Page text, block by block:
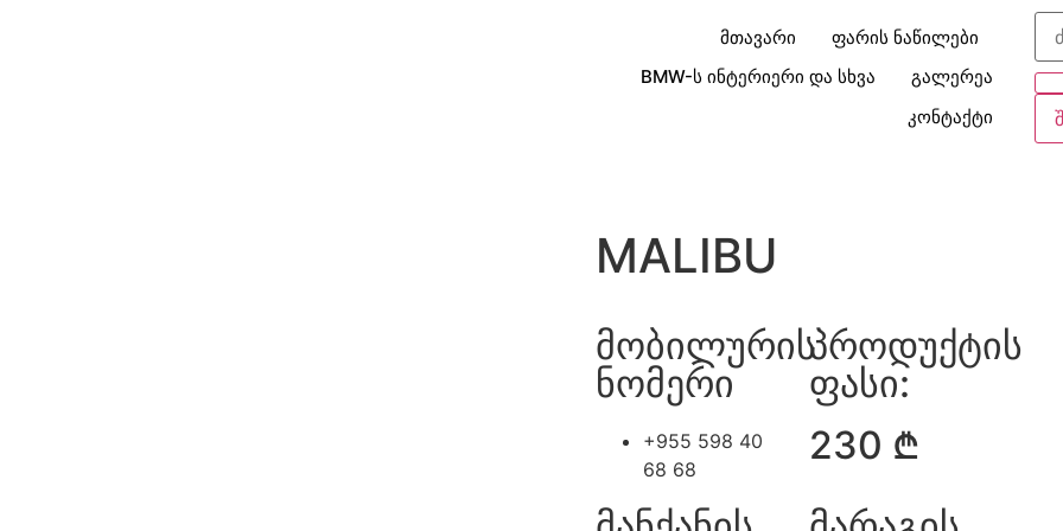
მთავარი
ფარის ნაწილები
BMW-ს ინტერიერი და სხვა
გალერეა
კონტაქტი
MALIBU
მობილურის
ნომერი
+955 598 40
68 68
პროდუქტის
ფასი:
230 ₾